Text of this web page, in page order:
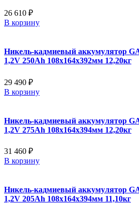
26 610 ₽
В корзину
Никель-кадмиевый аккумулятор
1,2V 250Ah 108x164x392мм 12,20кг
29 490 ₽
В корзину
Никель-кадмиевый аккумулятор
1,2V 275Ah 108x164x394мм 12,20кг
31 460 ₽
В корзину
Никель-кадмиевый аккумулятор
1,2V 205Ah 108x164x394мм 11,10кг